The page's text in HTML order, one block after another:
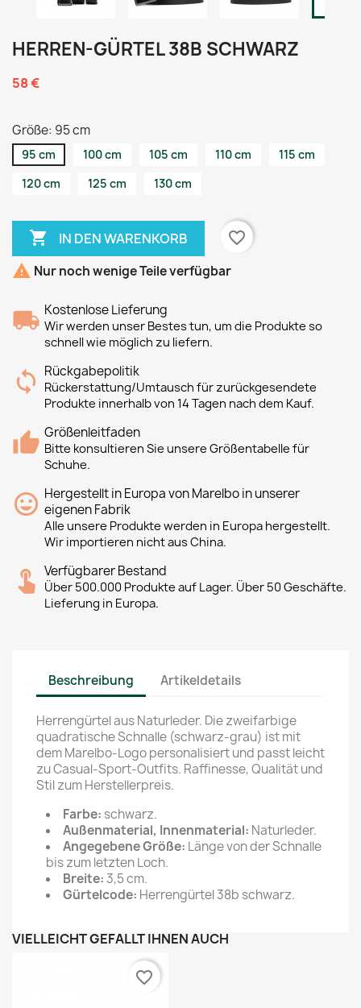
HERREN-GÜRTEL 38B SCHWARZ
58 €
Größe: 95 cm
95 cm 100 cm 105 cm 110 cm
115 cm
120 cm
125 cm 130 cm
 IN DEN WARENKORB
favorite_border
 Nur noch wenige Teile verfügbar
Kostenlose Lieferung
Wir werden unser Bestes tun, um die Produkte so
schnell wie möglich zu liefern.
Rückgabepolitik
Rückerstattung/Umtausch für zurückgesendete
Produkte innerhalb von 14 Tagen nach dem Kauf.
Größenleitfaden
Bitte konsultieren Sie unsere Größentabelle für
Schuhe.
Hergestellt in Europa von Marelbo in unserer
eigenen Fabrik
Alle unsere Produkte werden in Europa hergestellt.
Wir importieren nicht aus China.
Verfügbarer Bestand
Über 500.000 Produkte auf Lager. Über 50 Geschäfte.
Lieferung in Europa.
Beschreibung Artikeldetails
Herrengürtel aus Naturleder. Die zweifarbige
quadratische Schnalle (schwarz-grau) ist mit
dem Marelbo-Logo personalisiert und passt leicht
zu Casual-Sport-Outfits. Raffinesse, Qualität und
Stil zum Herstellerpreis.
Farbe: schwarz.
Außenmaterial, Innenmaterial: Naturleder.
Angegebene Größe: Länge von der Schnalle
bis zum letzten Loch.
Breite:3,5 cm.
Gürtelcode: Herrengürtel 38b schwarz.
VIELLEICHT GEFÄLLT IHNEN AUCH
favorite_border